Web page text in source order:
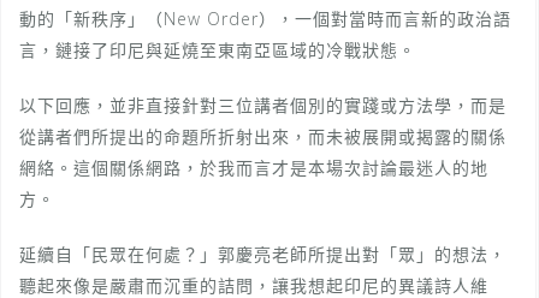
動的「新秩序」（New Order），一個對當時而言新的政治語
言，鏈接了印尼與延燒至東南亞區域的冷戰狀態。
以下回應，並非直接針對三位講者個別的實踐或方法學，而是
從講者們所提出的命題所折射出來，而未被展開或揭露的關係
網絡。這個關係網路，於我而言才是本場次討論最迷人的地
方。
延續自「民眾在何處？」郭慶亮老師所提出對「眾」的想法，
聽起來像是嚴肅而沉重的詰問，讓我想起印尼的異議詩人維